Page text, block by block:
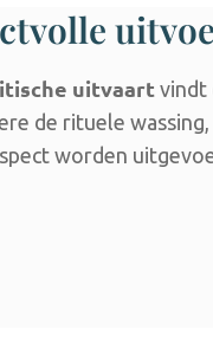
uitvaart vindt
de rituele
worden